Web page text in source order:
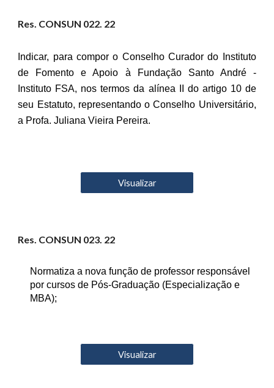
Res. CONSUN 022. 22
Indicar, para compor o Conselho Curador do Instituto
de Fomento e Apoio à Fundação Santo André -
Instituto FSA, nos termos da alínea II do artigo 10 de
seu Estatuto, representando o Conselho Universitário,
a Profa. Juliana Vieira Pereira.
Visualizar
Res. CONSUN 023. 22
Normatiza a nova função de professor responsável
por cursos de Pós-Graduação (Especialização e
MBA);
Visualizar